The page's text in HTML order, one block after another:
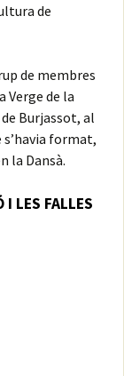
de
de membres
Verge de la
Burjassot, al
format,
la Dansà.
I LES FALLES